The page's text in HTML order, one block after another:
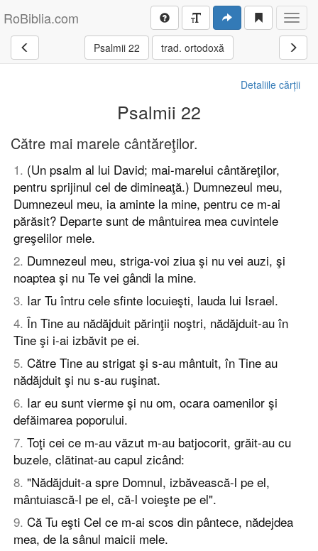
RoBiblia.com
Psalmii 22 trad. ortodoxă
Detaliile cărții
Psalmii 22
Către mai marele cântăreţilor.
1. (Un psalm al lui David; mai-marelui cântăreţilor,
pentru sprijinul cel de dimineaţă.) Dumnezeul meu,
Dumnezeul meu, ia aminte la mine, pentru ce m-ai
părăsit? Departe sunt de mântuirea mea cuvintele
greşelilor mele.
2. Dumnezeul meu, striga-voi ziua şi nu vei auzi, şi
noaptea şi nu Te vei gândi la mine.
3. Iar Tu întru cele sfinte locuieşti, lauda lui Israel.
4. În Tine au nădăjduit părinţii noştri, nădăjduit-au în
Tine şi i-ai izbăvit pe ei.
5. Către Tine au strigat şi s-au mântuit, în Tine au
nădăjduit şi nu s-au ruşinat.
6. Iar eu sunt vierme şi nu om, ocara oamenilor şi
defăimarea poporului.
7. Toţi cei ce m-au văzut m-au batjocorit, grăit-au cu
buzele, clătinat-au capul zicând:
8. "Nădăjduit-a spre Domnul, izbăvească-l pe el,
mântuiască-l pe el, că-l voieşte pe el".
9. Că Tu eşti Cel ce m-ai scos din pântece, nădejdea
mea, de la sânul maicii mele.